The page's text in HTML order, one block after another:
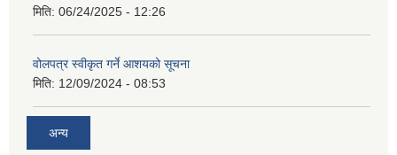
मिति: 06/24/2025 - 12:26
वोलपत्र स्वीकृत गर्ने आशयको सूचना
मिति: 12/09/2024 - 08:53
अन्य